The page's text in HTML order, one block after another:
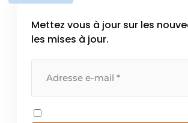
Mettez vous à jour sur les
les mises à jour.